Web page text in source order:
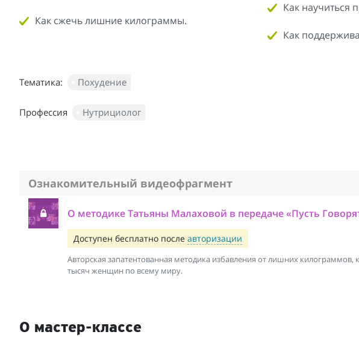
Как сжечь лишние килограммы.
Как научиться
Как
Тематика: Похудение
Профессия Нутрициолог
Ознакомительный видеофрагмент
О методике Татьяны Малаховой в передаче «Пусть
Доступен бесплатно после авторизации
Авторская запатентованная методика избавления от лишних килограммов,
тысяч женщин по всему миру.
О мастер-классе